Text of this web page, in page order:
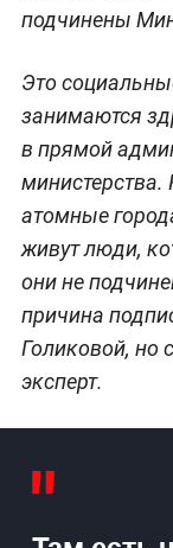
подчинены
Это
занимаются
в прямой
атомные
живут люди,
они не
причина
Голиковой, но
эксперт.